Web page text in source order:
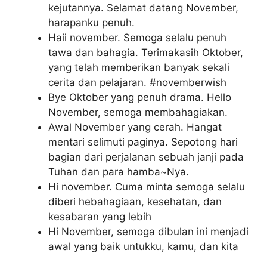
kejutannya. Selamat datang November,
harapanku penuh.
Haii november. Semoga selalu penuh
tawa dan bahagia. Terimakasih Oktober,
yang telah memberikan banyak sekali
cerita dan pelajaran. #novemberwish
Bye Oktober yang penuh drama. Hello
November, semoga membahagiakan.
Awal November yang cerah. Hangat
mentari selimuti paginya. Sepotong hari
bagian dari perjalanan sebuah janji pada
Tuhan dan para hamba~Nya.
Hi november. Cuma minta semoga selalu
diberi hebahagiaan, kesehatan, dan
kesabaran yang lebih
Hi November, semoga dibulan ini menjadi
awal yang baik untukku, kamu, dan kita